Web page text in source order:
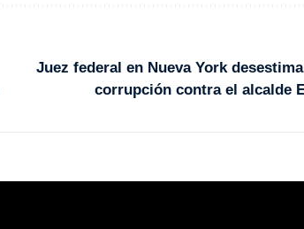
Juez federal en Nueva York
corrupción contra el alcalde